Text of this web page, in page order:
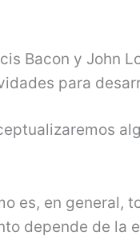
Bacon y John
para
es, en general,
depende de la